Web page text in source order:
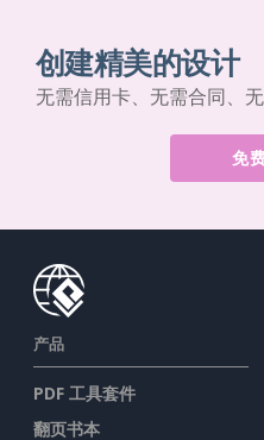
创建精美的设计
无需信用卡、无需合同、
免
产品
PDF 工具套件
翻页书本